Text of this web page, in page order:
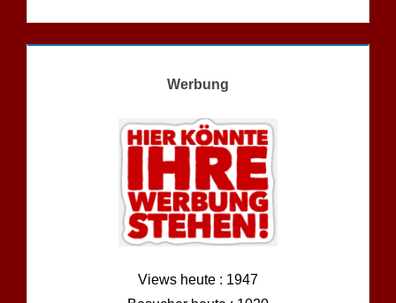
Werbung
Views heute : 1947